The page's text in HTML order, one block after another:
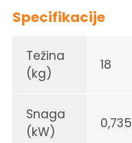
Specifikacije
Težina
(kg)
18
Snaga
(kW)
0,735